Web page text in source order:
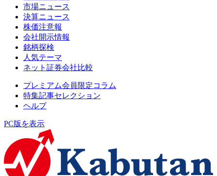
市場ニュース
決算ニュース
株価注意報
会社開示情報
銘柄探検
人気テーマ
ネット証券会社比較
プレミアム会員限定コラム
特集記事セレクション
ヘルプ
PC版を表示